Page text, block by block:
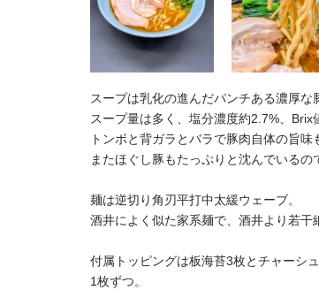
スープは乳化の進んだパンチある濃厚
スープ量は多く、塩分濃度約2.7%、
トンボと背ガラとバラで豚肉自体の旨
またほぐし豚もたっぷりと沈んでいる
麺は逆切り角刃平打中太緩ウェーブ。
酒井によく似た家系麺で、酒井より若干
付属トッピングは板海苔3枚とチャーシ
1枚ずつ。